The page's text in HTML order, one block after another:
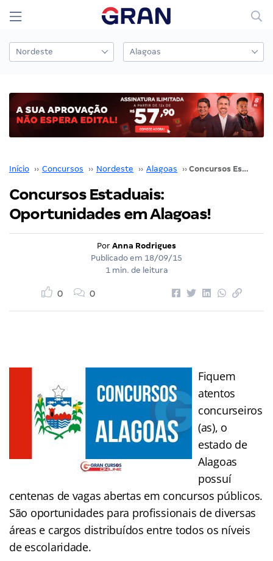
Início ›› Concursos ›› Nordeste ›› Alagoas ›› Concursos Estaduais: Oportunidades em Alagoas!
Concursos Estaduais:
Oportunidades em Alagoas!
Por Anna Rodrigues
Publicado em 18/09/15
1 min. de leitura
0 0
Fiquem
atentos
concurseiros
(as), o
estado de
Alagoas
possuí
centenas de vagas abertas em concursos públicos.
São oportunidades para profissionais de diversas
áreas e cargos distribuídos entre todos os níveis
de escolaridade.